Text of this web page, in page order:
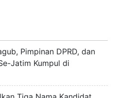
Pimpinan DPRD, dan
Jatim Kumpul di